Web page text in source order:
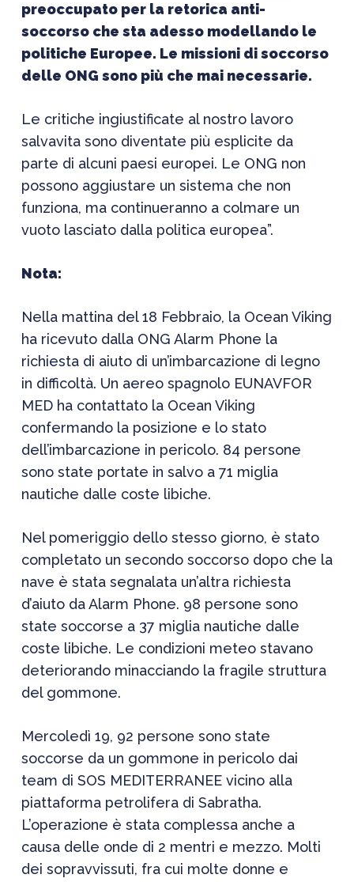
preoccupato per la retorica anti-
soccorso che sta adesso modellando le
politiche Europee. Le missioni di soccorso
delle ONG sono più che mai necessarie.
Le critiche ingiustificate al nostro lavoro
salvavita sono diventate più esplicite da
parte di alcuni paesi europei. Le ONG non
possono aggiustare un sistema che non
funziona, ma continueranno a colmare un
vuoto lasciato dalla politica europea”.
Nota:
Nella mattina del 18 Febbraio, la Ocean Viking
ha ricevuto dalla ONG Alarm Phone la
richiesta di aiuto di un’imbarcazione di legno
in difficoltà. Un aereo spagnolo EUNAVFOR
MED ha contattato la Ocean Viking
confermando la posizione e lo stato
dell’imbarcazione in pericolo. 84 persone
sono state portate in salvo a 71 miglia
nautiche dalle coste libiche.
Nel pomeriggio dello stesso giorno, è stato
completato un secondo soccorso dopo che la
nave è stata segnalata un’altra richiesta
d’aiuto da Alarm Phone. 98 persone sono
state soccorse a 37 miglia nautiche dalle
coste libiche. Le condizioni meteo stavano
deteriorando minacciando la fragile struttura
del gommone.
Mercoledì 19, 92 persone sono state
soccorse da un gommone in pericolo dai
team di SOS MEDITERRANEE vicino alla
piattaforma petrolifera di Sabratha.
L’operazione è stata complessa anche a
causa delle onde di 2 mentri e mezzo. Molti
dei sopravvissuti, fra cui molte donne e